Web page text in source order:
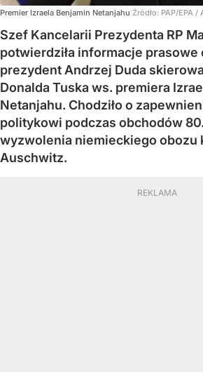
Premier Izraela Benjamin Netanjahu Źródło: PAP/EPA /
Szef Kancelarii Prezydenta RP
potwierdziła informacje prasowe
prezydent Andrzej Duda
Donalda Tuska ws. premiera
Netanjahu. Chodziło o
politykowi podczas obchodów
wyzwolenia niemieckiego obozu
Auschwitz.